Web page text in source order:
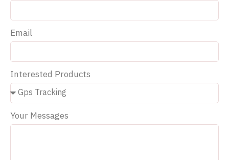
Email
Interested Products
Your Messages